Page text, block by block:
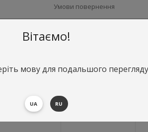
Умови повернення
Вітаємо!
мову для подальшого перегляду
UA RU